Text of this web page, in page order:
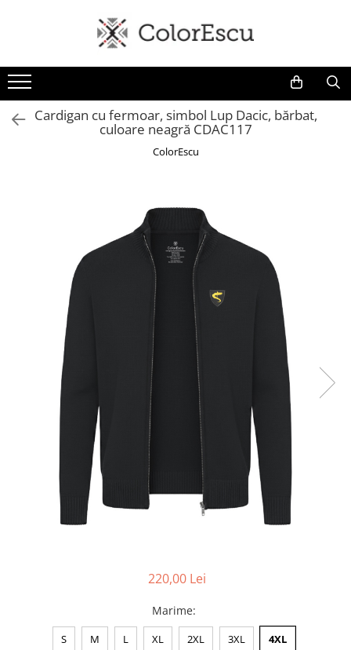
Toate produsele
Tricouri
Tricouri bărbați
Tricouri damă
Bluze si hanorace bărbați
Bluze si hanorace damă
Bluze de trening | Bluze tehnice
Șepci și căciuli
Simboluri tradiționale
reinterpretate
Tricouri cu mesaje de bine
Tricouri de poveste
Carduri Cadou
Cardigan cu fermoar, simbol Lup Dacic, bărbat,
culoare neagră CDAC117
ColorEscu
220,00 Lei
Marime:
S M L XL 2XL 3XL 4XL